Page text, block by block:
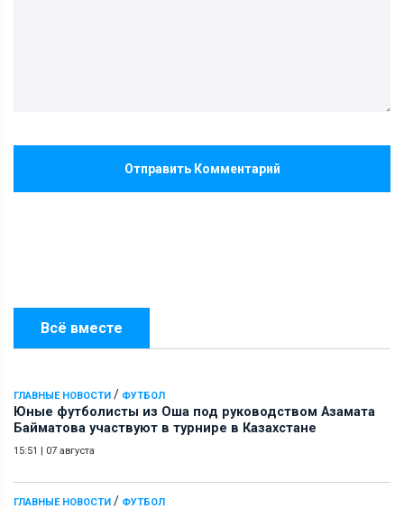
Всё вместе
ГЛАВНЫЕ НОВОСТИ / ФУТБОЛ
Юные футболисты из Оша под руководством Азамата
Байматова участвуют в турнире в Казахстане
15:51 | 07 августа
ГЛАВНЫЕ НОВОСТИ / ФУТБОЛ
Отправить Комментарий